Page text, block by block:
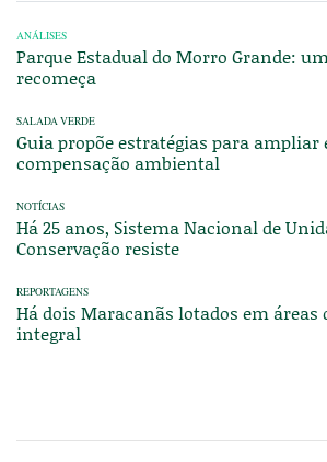
ANÁLISES
Parque Estadual do Morro Grande:
recomeça
SALADA VERDE
Guia propõe estratégias para ampliar
compensação ambiental
NOTÍCIAS
Há 25 anos, Sistema Nacional de
Conservação resiste
REPORTAGENS
Há dois Maracanãs lotados em áreas
integral